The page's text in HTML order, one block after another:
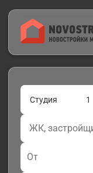
Студия 1
От